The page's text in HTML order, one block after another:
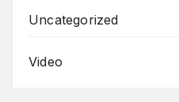
Uncategorized
Video